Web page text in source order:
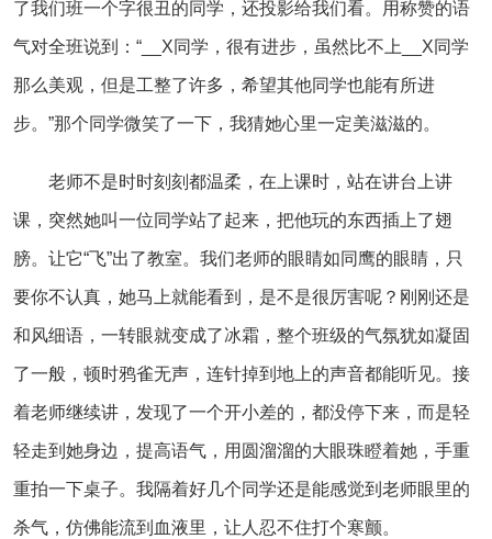
了我们班一个字很丑的同学，还投影给我们看。用称赞的语
气对全班说到：“__X同学，很有进步，虽然比不上__X同学
那么美观，但是工整了许多，希望其他同学也能有所进
步。”那个同学微笑了一下，我猜她心里一定美滋滋的。
老师不是时时刻刻都温柔，在上课时，站在讲台上讲
课，突然她叫一位同学站了起来，把他玩的东西插上了翅
膀。让它“飞”出了教室。我们老师的眼睛如同鹰的眼睛，只
要你不认真，她马上就能看到，是不是很厉害呢？刚刚还是
和风细语，一转眼就变成了冰霜，整个班级的气氛犹如凝固
了一般，顿时鸦雀无声，连针掉到地上的声音都能听见。接
着老师继续讲，发现了一个开小差的，都没停下来，而是轻
轻走到她身边，提高语气，用圆溜溜的大眼珠瞪着她，手重
重拍一下桌子。我隔着好几个同学还是能感觉到老师眼里的
杀气，仿佛能流到血液里，让人忍不住打个寒颤。